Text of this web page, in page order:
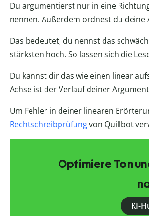
Du argumentierst nur in eine
nennen. Außerdem ordnest du deine
Das bedeutet, du nennst das
stärksten hoch. So lassen sich die
Du kannst dir das wie einen linear
Achse ist der Verlauf deiner
Um Fehler in deiner linearen
Rechtschreibprüfungvon Quillbot
Optimiere Ton
KI-